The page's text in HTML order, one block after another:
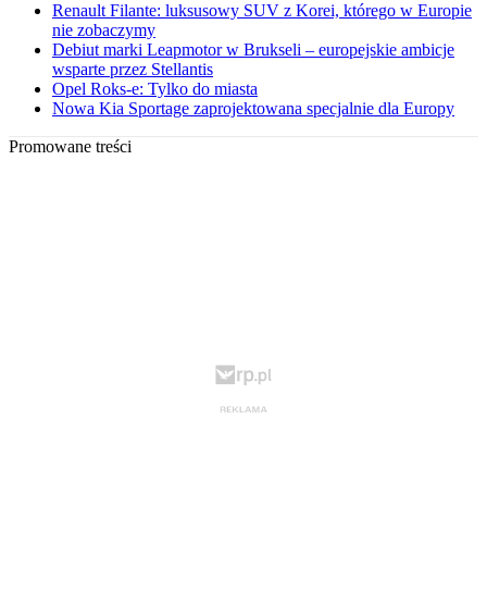
Renault Filante: luksusowy SUV z Korei, którego w Europie
nie zobaczymy
Debiut marki Leapmotor w Brukseli – europejskie ambicje
wsparte przez Stellantis
Opel Roks-e: Tylko do miasta
Nowa Kia Sportage zaprojektowana specjalnie dla Europy
Promowane treści